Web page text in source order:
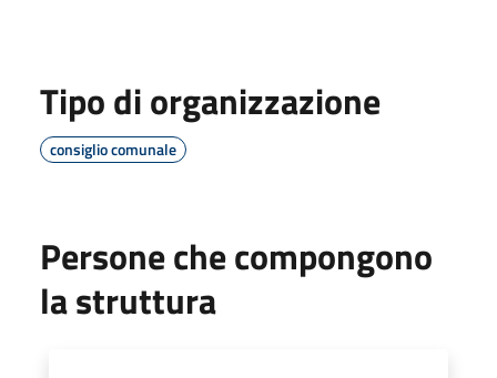
Tipo di organizzazione
consiglio comunale
Persone che compongono
la struttura